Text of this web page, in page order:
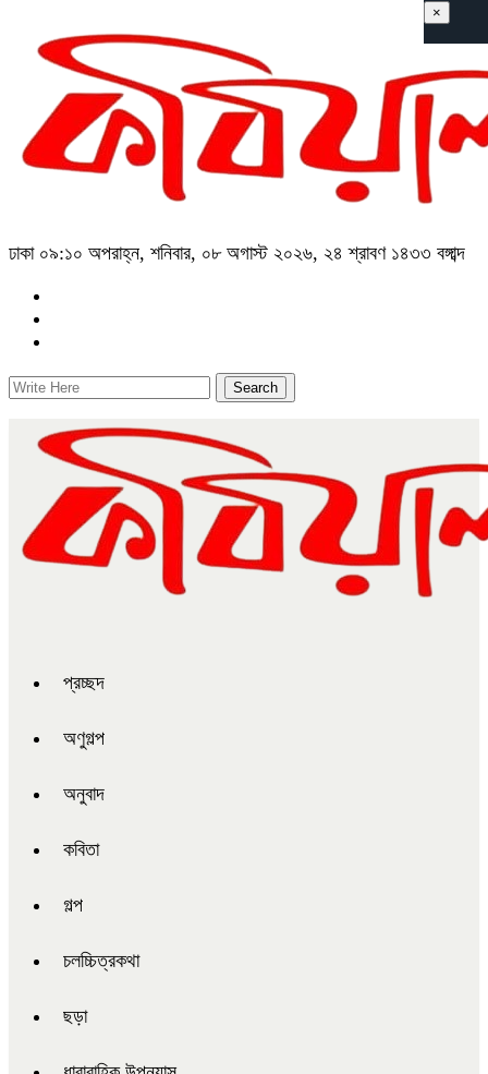
ঢাকা ০৯:১০ অপরাহ্ন, শনিবার, ০৮ অগাস্ট ২০২৬, ২৪ শ্রাবণ ১৪৩৩ বঙ্গাব্দ
প্রচ্ছদ
অণুগল্প
অনুবাদ
কবিতা
গল্প
চলচ্চিত্রকথা
ছড়া
×